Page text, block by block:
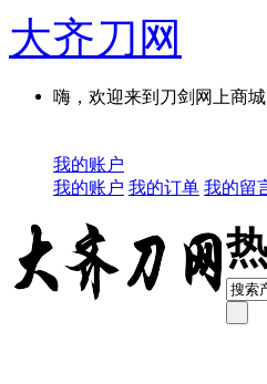
大齐刀网
嗨，欢迎来到刀剑网上商
我的账户
我的账户 我的订单 我的留